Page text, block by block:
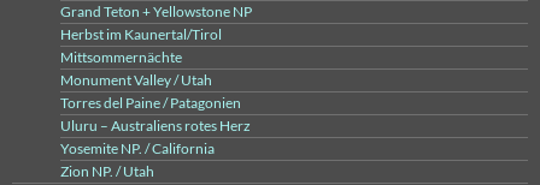
Grand Teton + Yellowstone NP
Herbst im Kaunertal/Tirol
Mittsommernächte
Monument Valley / Utah
Torres del Paine / Patagonien
Uluru – Australiens rotes Herz
Yosemite NP. / California
Zion NP. / Utah